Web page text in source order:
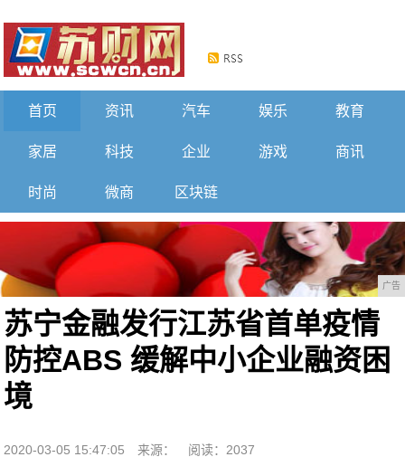
首页 资讯 汽车 娱乐 教育
家居 科技 企业 游戏 商讯
时尚 微商 区块链
广告
苏宁金融发行江苏省首单疫情
防控ABS 缓解中小企业融资困
境
2020-03-05 15:47:05 来源： 阅读：2037